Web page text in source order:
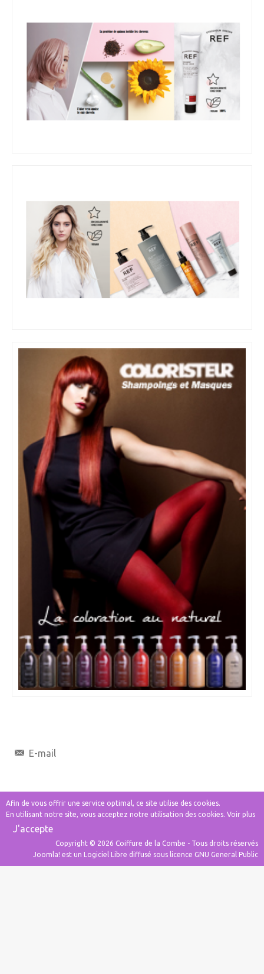
E-mail
Afin de vous offrir une service optimal, ce site utilise des cookies.
En utilisant notre site, vous acceptez notre utilisation des cookies. Voir plus
J'accepte
Copyright © 2026 Coiffure de la Combe - Tous droits réservés
Joomla! est un Logiciel Libre diffusé sous licence GNU General Public